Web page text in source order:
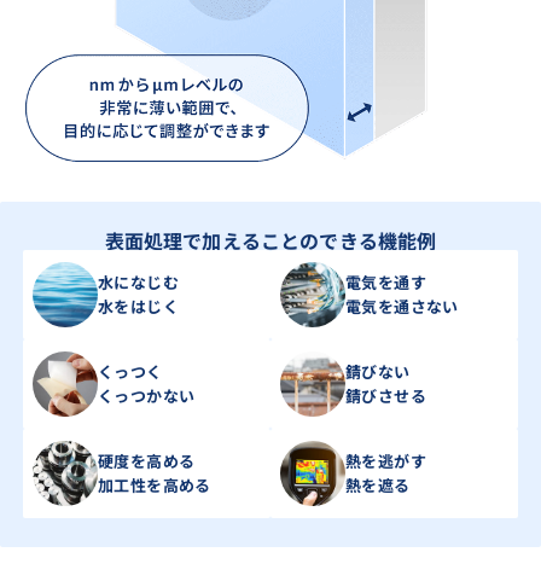
表面処理で加えることのできる機能例
水になじむ
水をはじく
電気を通す
電気を通さない
くっつく
くっつかない
錆びない
錆びさせる
硬度を高める
加工性を高める
熱を逃がす
熱を遮る